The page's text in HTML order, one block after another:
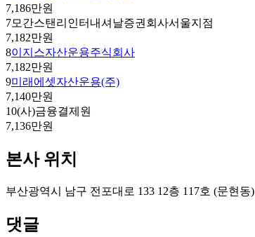
7,186만원
7모간스탠리인터내셔날증권회사서울지점
7,182만원
8이지스자산운용주식회사
7,182만원
9미래에셋자산운용(주)
7,140만원
10(사)금융결제원
7,136만원
본사 위치
부산광역시 남구 전포대로 133 12층 117호 (문현동)
댓글